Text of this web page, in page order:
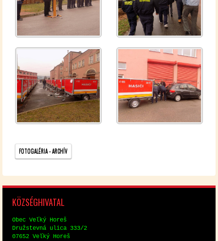
FO­TO­GA­LÉ­RIA - AR­CHÍV
KÖZ­SÉG­HI­VA­TAL
Obec Veľký Horeš
Družstev­ná uli­ca 333/2
07652 Veľký Horeš